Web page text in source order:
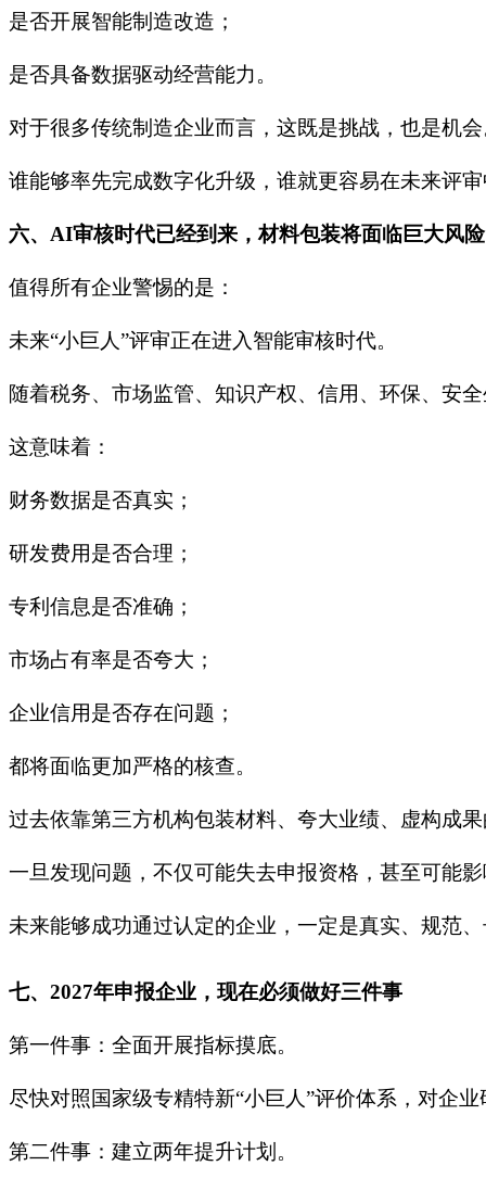
是否开展智能制造改造；
是否具备数据驱动经营能力。
对于很多传统制造企业而言，这既是挑战，也是机
谁能够率先完成数字化升级，谁就更容易在未来评
六、AI审核时代已经到来，材料包装将面临巨大风险
值得所有企业警惕的是：
未来“小巨人”评审正在进入智能审核时代。
随着税务、市场监管、知识产权、信用、环保、安
这意味着：
财务数据是否真实；
研发费用是否合理；
专利信息是否准确；
市场占有率是否夸大；
企业信用是否存在问题；
都将面临更加严格的核查。
过去依靠第三方机构包装材料、夸大业绩、虚构成
一旦发现问题，不仅可能失去申报资格，甚至可能
未来能够成功通过认定的企业，一定是真实、规范
七、2027年申报企业，现在必须做好三件事
第一件事：全面开展指标摸底。
尽快对照国家级专精特新“小巨人”评价体系，对企
第二件事：建立两年提升计划。